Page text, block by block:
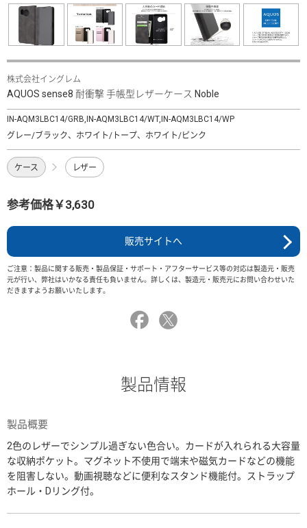
株式会社イングレム
AQUOS sense8 耐衝撃 手帳型レザーケース Noble
IN-AQM3LBC14/GRB,IN-AQM3LBC14/WT,IN-AQM3LBC14/WP
グレー/ブラック、ホワイト/トープ、ホワイト/ピンク
ケース レザー
参考価格￥3,630
販売サイトへ
ご注意：製品に関する販売・製品保証・サポート・アフターサービス等の対応は製造元・販売
元が行い、弊社はいかなる責任も負いません。詳しくは、製造元・販売元にお問い合わせいた
だきますようお願いいたします。
製品情報
製品概要
2色のレザーでシンプル過ぎない色合い。カードが入れられる大容量
な収納ポケット。マグネット不使用で端末や磁気カードなどの機能
を阻害しない。動画視聴などに便利なスタンド機能付。ストラップ
ホール・Dリング付。